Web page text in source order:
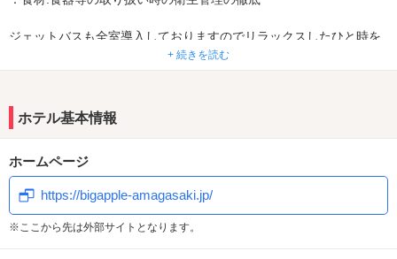
毎日のシャワーがエステに♫CMでおなじみの大人気シャワーヘッド
【最新のVODシステム導入！】
1000タイトル以上の映画・ドラマ・アダルトなどが見放題！！
YouTube/NETFLIX/AbemaTV 各種動画サイトも楽しめます♪
全室均一料金だからお得でわかりやすい！是非一度ご利用ください
①平日休憩60分2,200円（税込）～ 大幅にリ－ズナブルに♪
②平日宿泊5,470円（税込）～ お泊りもかなりおトク♪
ジェットバスも全室導入しておりますのでリラックスしたひと時を
+ 続きを読む
ホテル基本情報
ホームページ
https://bigapple-amagasaki.jp/
※ここから先は外部サイトとなります。